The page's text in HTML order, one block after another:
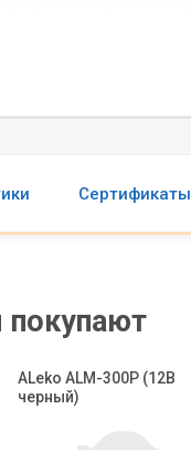
Сертификаты
покупают
ALeko ALM-300P (12В
черный)